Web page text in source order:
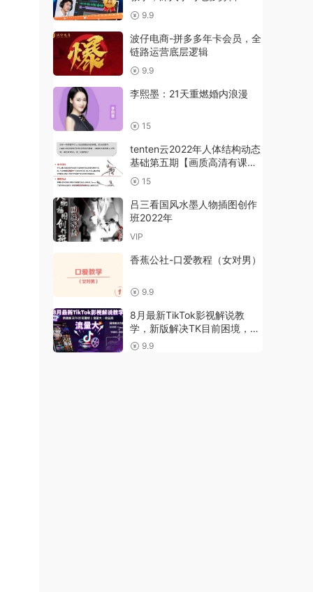
9.9
波仔电商-拼多多年卡会员，全
链路运营底层逻辑
9.9
李熙墨：21天重燃婚内浪漫
15
tenten云2022年人体结构动态
基础第五期【画质高清有课件
没笔刷】
15
吕三看国风水墨人物插图创作
班2022年
VIP
香蕉公社-口爱教程（女对男）
9.9
8月最新TikTok影视解说教
学，新版解决TK目前困境，流
量大，收益高
9.9